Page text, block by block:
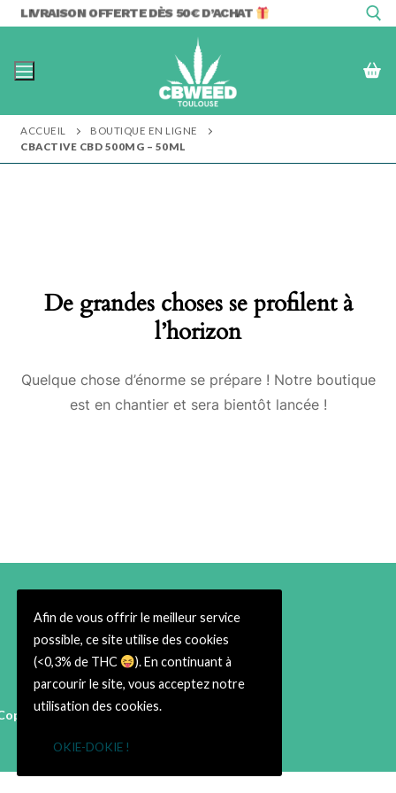
Aller
contenu
LIVRAISON OFFERTE DÈS 50€ D’ACHAT
Rechercher :
ACCUEIL
BOUTIQUE EN LIGNE
CBACTIVE CBD 500MG – 50ML
De grandes choses se profilent à
l’horizon
Quelque chose d’énorme se prépare ! Notre boutique
est en chantier et sera bientôt lancée !
© 2026 Cbweed Shop Toulouse
Afin de vous offrir le meilleur service
possible, ce site utilise des cookies
(<0,3% de THC
). En continuant à
parcourir le site, vous acceptez notre
utilisation des cookies.
OKIE-DOKIE !